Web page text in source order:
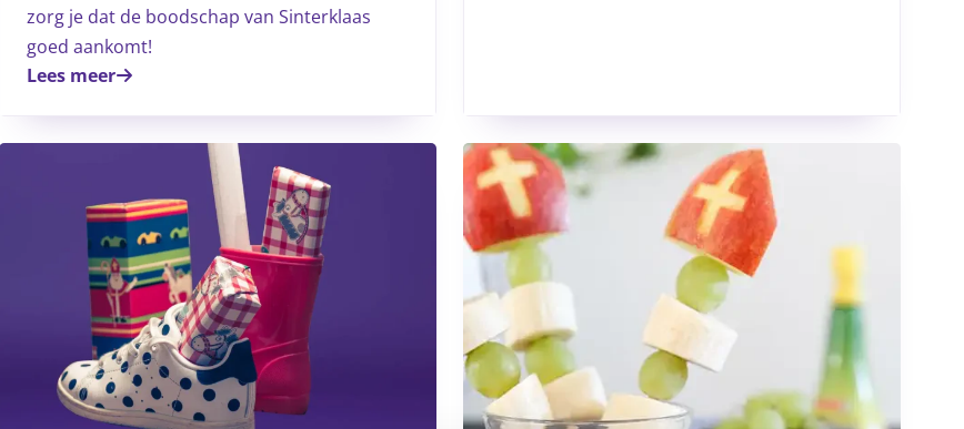
zorg je dat de boodschap van Sinterklaas
goed aankomt!
Lees meer